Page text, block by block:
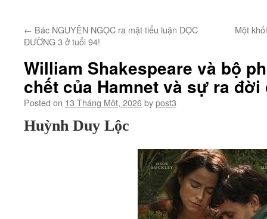
← Bác NGUYÊN NGỌC ra mặt tiểu luận DỌC
ĐƯỜNG 3 ở tuổi 94!
Một
William Shakespeare và bộ
chết của Hamnet và sự ra đời
Posted on 13 Tháng Một, 2026bypost3
Huỳnh Duy Lộc